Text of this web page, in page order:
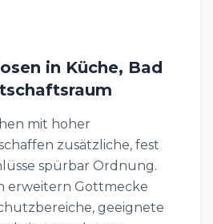
in Küche, Bad
mit hoher
zusätzliche, fest
spürbar Ordnung.
erweitern Gottmecke
geeignete